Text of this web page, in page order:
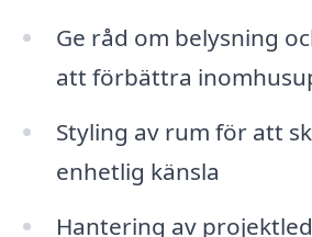
Ge råd om belysning
att förbättra
Styling av rum för att
enhetlig känsla
Hantering av